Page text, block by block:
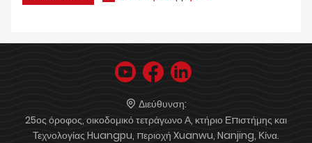
Διεύθυνση:
25ος όροφος, οικοδομικό τετράγωνο Α, κτήριο Επιστήμης και
Τεχνολογίας Huangpu, περιοχή Xuanwu, Nanjing, Κίνα.